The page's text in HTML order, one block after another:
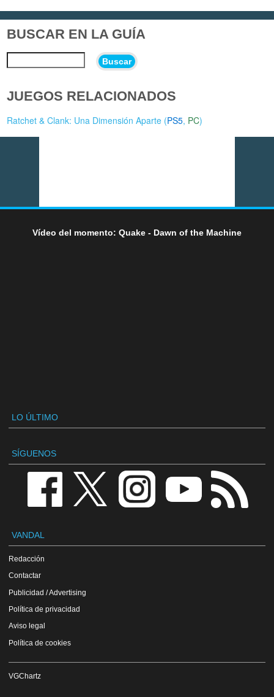
BUSCAR EN LA GUÍA
Buscar
JUEGOS RELACIONADOS
Ratchet & Clank: Una Dimensión Aparte (PS5, PC)
Vídeo del momento: Quake - Dawn of the Machine
LO ÚLTIMO
SÍGUENOS
VANDAL
Redacción
Contactar
Publicidad / Advertising
Política de privacidad
Aviso legal
Política de cookies
VGChartz